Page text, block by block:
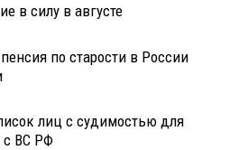
в силу в августе
по старости в России
лиц с судимостью для
с ВС РФ